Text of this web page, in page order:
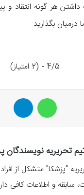
هر گونه انتقاد و
بگذارید.
4/5 - (2 امتیاز)
واتس آپ
تحریریه نویسندگان
"پزشکا" متشکل از
سابقه و اطلاعات کافی